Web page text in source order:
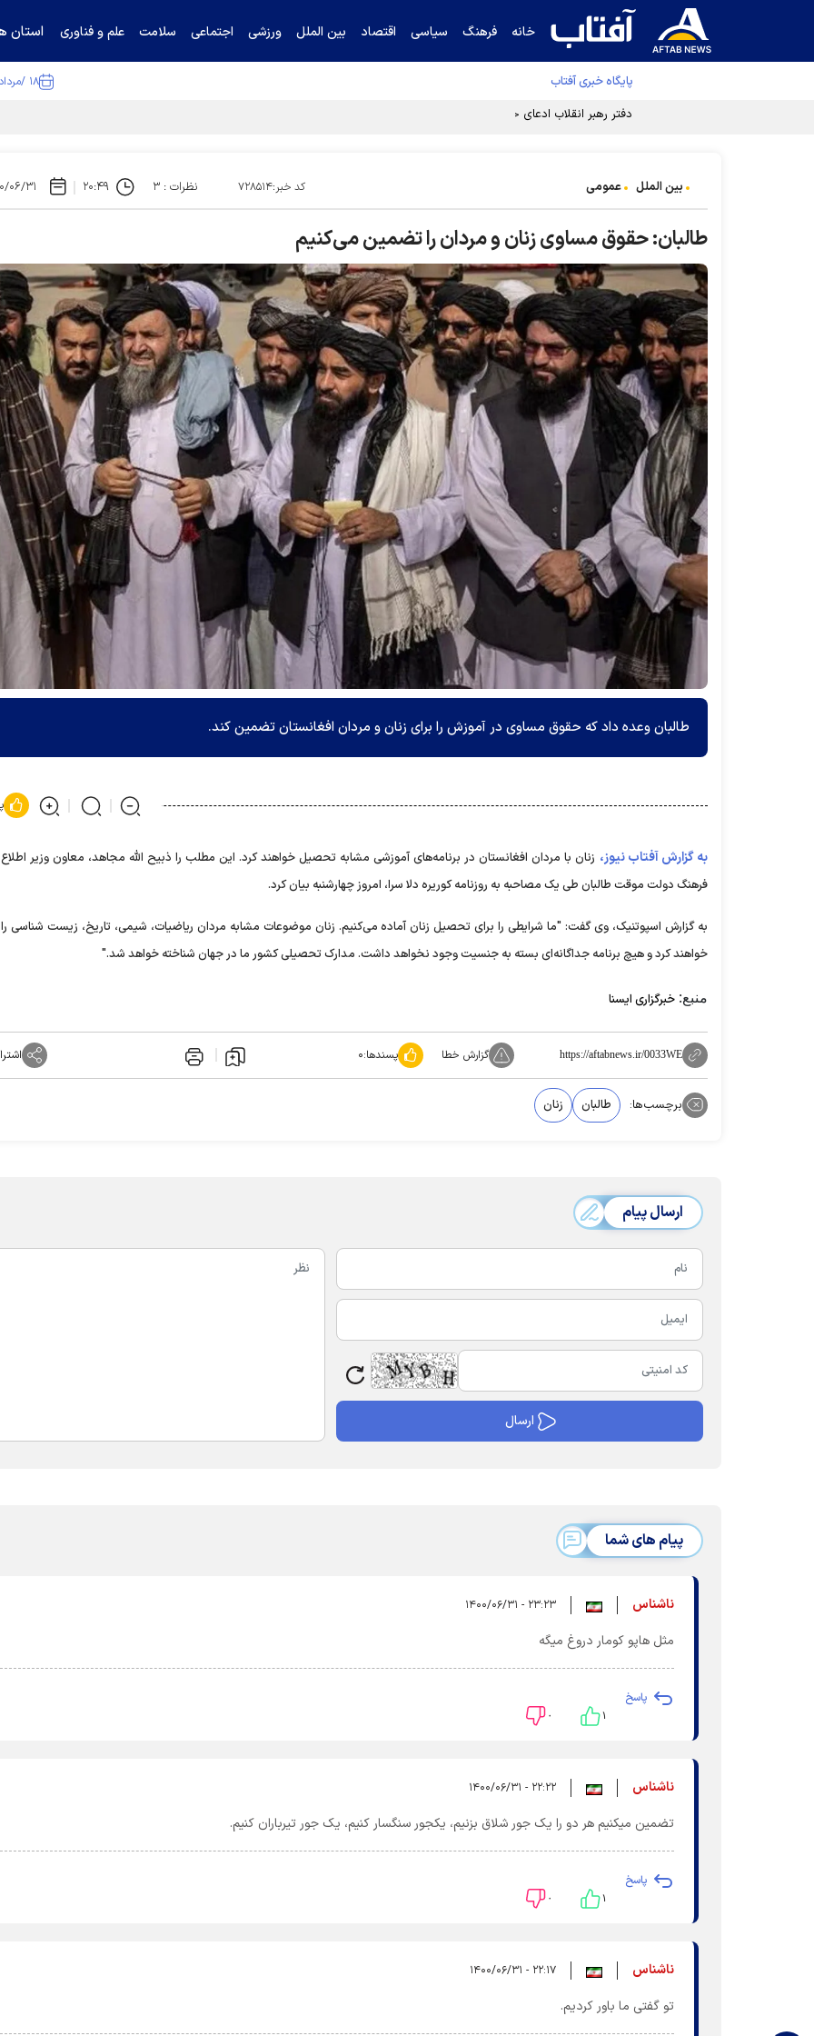
خانه فرهنگ سیاسی اقتصاد بین الملل ورزشی اجتماعی سلامت علم و فناوری استان
پایگاه خبری آفتاب ۱۸ /مرداد /۱۴۰۵
دفتر رهبر انقلاب ادعای خرازی درباره پزشکیان را تکذیب کرد
بین الملل عمومی کد خبر:۷۲۸۵۱۴ نظرات : ۳ ۲۰:۴۹ ۱۴۰۰/
طالبان: حقوق مساوی زنان و مردان را تضمین می‌کنیم
طالبان وعده داد که حقوق مساوی در آموزش را برای زنان و مردان افغانستان تضمین کند.
به گزارش آفتاب نیوز، زنان با مردان افغانستان در برنامه‌های آموزشی مشابه تحصیل خواهند کرد. این مطلب را ذبیح الله مجاهد، معاون وزیر
فرهنگ دولت موقت طالبان طی یک مصاحبه به روزنامه کوریره دلا سرا، امروز چهارشنبه بیان کرد.
به گزارش اسپوتنیک، وی گفت: "ما شرایطی را برای تحصیل زنان آماده می‌کنیم. زنان موضوعات مشابه مردان ریاضیات، شیمی، تاریخ، زیست شناسی
خواهند کرد و هیچ برنامه جداگانه‌ای بسته به جنسیت وجود نخواهد داشت. مدارک تحصیلی کشور ما در جهان شناخته خواهد شد."
منبع: خبرگزاری ایسنا
https://aftabnews.ir/0033WE گزارش خطا پسندها:۰
برچسب‌ها: طالبان زنان
ارسال پیام
پیام های شما
ناشناس ۲۳:۲۳ - ۱۴۰۰/۰۶/۳۱
مثل هاپو کومار دروغ میگه
پاسخ
۱ ۰
ناشناس ۲۲:۲۲ - ۱۴۰۰/۰۶/۳۱
تضمین میکنیم هر دو را یک جور شلاق بزنیم، یکجور سنگسار کنیم، یک جور تیرباران کنیم.
پاسخ
۱ ۰
ناشناس ۲۲:۱۷ - ۱۴۰۰/۰۶/۳۱
تو گفتی ما باور کردیم.